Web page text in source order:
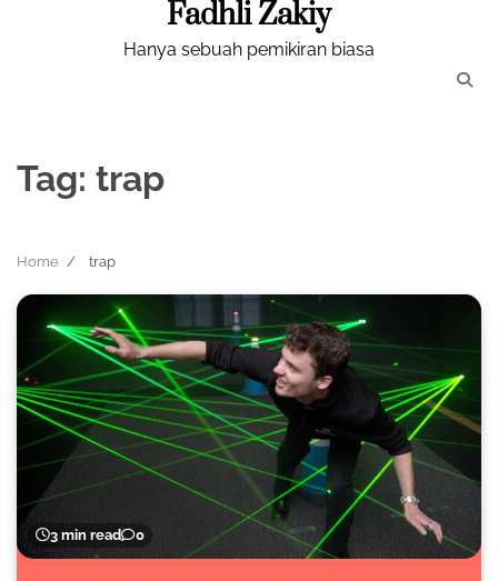
Fadhli Zakiy
Hanya sebuah pemikiran biasa
Tag: trap
Home trap
3 min read 0